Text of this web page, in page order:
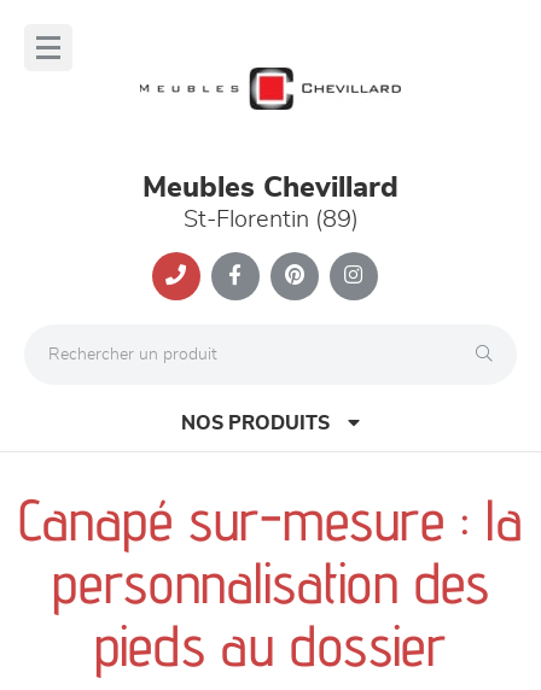
Meubles Chevillard
St-Florentin (89)
NOS PRODUITS
canapés et fauteuils
séjours
meubles de complément
Canapé sur-mesure : la
personnalisation des
pieds au dossier